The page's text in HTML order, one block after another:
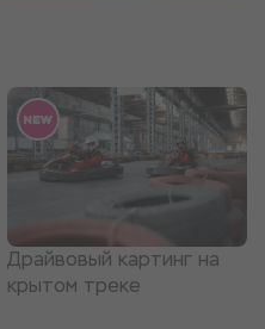
Драйвовый картинг на
крытом треке